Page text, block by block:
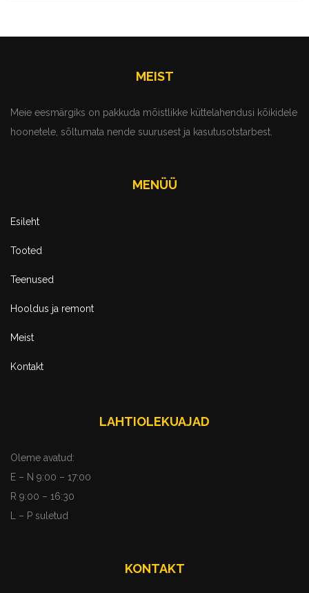
MEIST
Meie eesmärgiks on pakkuda mõistlikke küttelahendusi kõikidele
hoonetele, sõltumata nende suurusest ja kasutusotstarbest.
MENÜÜ
Esileht
Tooted
Teenused
Hooldus ja remont
Meist
Kontakt
LAHTIOLEKUAJAD
Oleme avatud:
E – N 9:00 – 17:00
R 9:00 – 16:30
L – P suletud
KONTAKT